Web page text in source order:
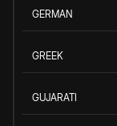
GERMAN
GREEK
GUJARATI